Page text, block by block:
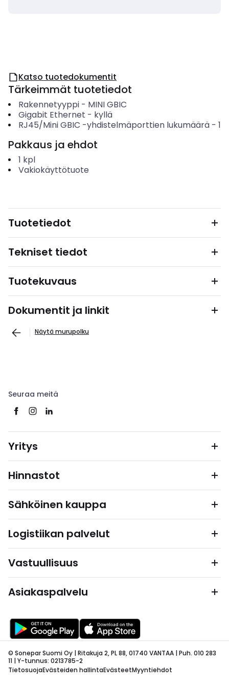
Katso tuotedokumentit
Tärkeimmät tuotetiedot
Rakennetyyppi- MINI GBIC
Gigabit Ethernet - kyllä
RJ45/Mini GBIC -yhdistelmäporttien lukumäärä- 1
Pakkaus ja ehdot
1 kpl
Vakiokäyttötuote
Tuotetiedot
Tekniset tiedot
Tuotekuvaus
Dokumentit ja linkit
Näytä murupolku
Seuraa meitä
Yritys
Hinnastot
Sähköinen kauppa
Logistiikan palvelut
Vastuullisuus
Asiakaspalvelu
© Sonepar Suomi Oy | Ritakuja 2, PL 88, 01740 VANTAA | Puh. 010 283
11 | Y-tunnus: 0213785-2
TietosuojaEvästeiden hallintaEvästeetMyyntiehdot